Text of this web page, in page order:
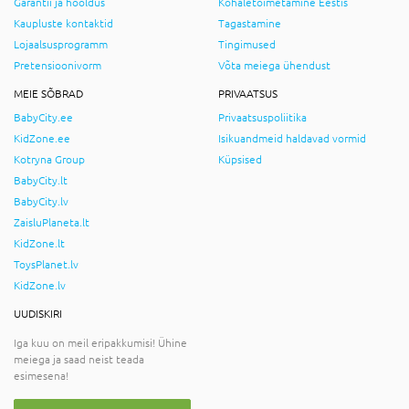
Garantii ja hooldus
Kaupluste kontaktid
Lojaalsusprogramm
Pretensioonivorm
Kohaletoimetamine Eestis
Tagastamine
Tingimused
Võta meiega ühendust
MEIE SÕBRAD
BabyCity.ee
KidZone.ee
Kotryna Group
BabyCity.lt
BabyCity.lv
ZaisluPlaneta.lt
KidZone.lt
ToysPlanet.lv
KidZone.lv
PRIVAATSUS
Privaatsuspoliitika
Isikuandmeid haldavad vormid
Küpsised
UUDISKIRI
Iga kuu on meil eripakkumisi! Ühine
meiega ja saad neist teada
esimesena!